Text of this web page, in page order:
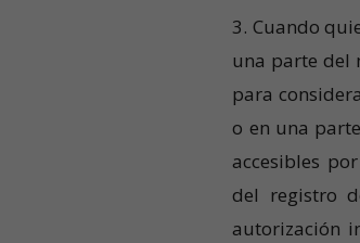
3. Cuando
una parte del
para
o en una
accesibles
del registro
autorización